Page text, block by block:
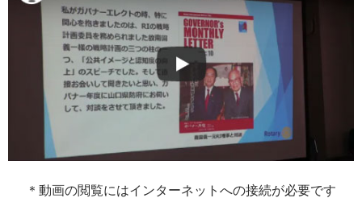
＊動画の閲覧にはインターネットへの接続が必要です